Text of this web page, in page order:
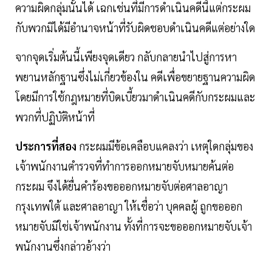
ความผิดกลุ่มนั้นได้ เฉกเช่นที่มีการดําเนินคดีนี้แต่กระผม
กับพวกมิได้มีอํานาจหน้าที่รับผิดชอบดําเนินคดีแต่อย่างใด
จากจุดเริ่มต้นนี้เพียงจุดเดียว กลับกลายนําไปสู่การหา
พยานหลักฐานซึ่งไม่เกี่ยวข้องใน คดีเพื่อขยายฐานความผิด
โดยมีการใช้กฎหมายที่บิดเบี้ยวมาดําเนินคดีกับกระผมและ
พวกที่ปฏิบัติหน้าที่
ประการที่สอง กระผมมีข้อเคลือบแคลงว่า เหตุใดกลุ่มของ
เจ้าพนักงานตํารวจที่ทําการออกหมายจับหมายค้นต่อ
กระผม จึงได้ยื่นคําร้องขอออกหมายจับต่อศาลอาญา
กรุงเทพใต้ และศาลอาญา ให้เชื่อว่า บุคคลผู้ ถูกขอออก
หมายจับมิใช่เจ้าพนักงาน ทั้งที่การจะขอออกหมายจับเจ้า
พนักงานซึ่งกล่าวอ้างว่า